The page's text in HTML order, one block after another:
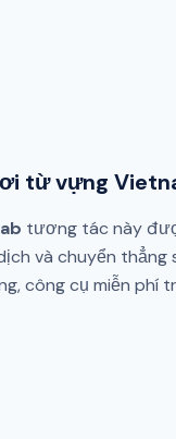
từ vựng
tương tác này
và chuyển
công cụ miễn phí